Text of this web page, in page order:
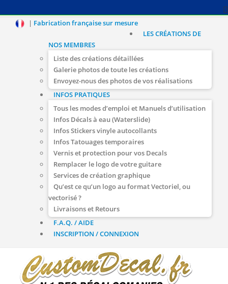
| Fabrication française sur mesure
LES CRÉATIONS DE
NOS MEMBRES
Liste des créations détaillées
Galerie photos de toute les créations
Envoyez-nous des photos de vos réalisations
INFOS PRATIQUES
Tous les modes d’emploi et Manuels d’utilisation
Infos Décals à eau (Waterslide)
Infos Stickers vinyle autocollants
Infos Tatouages temporaires
Vernis et protection pour vos Decals
Remplacer le logo de votre guitare
Services de création graphique
Qu’est ce qu’un logo au format Vectoriel, ou
vectorisé ?
Livraisons et Retours
F.A.Q. / AIDE
INSCRIPTION / CONNEXION